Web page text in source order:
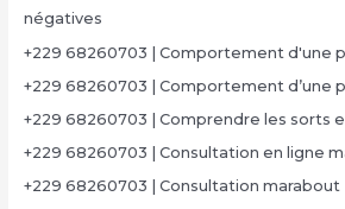
négatives
+229 68260703 | Comportement d'une
+229 68260703 | Comportement d’une
+229 68260703 | Comprendre les sorts
+229 68260703 | Consultation en ligne
+229 68260703 | Consultation marabout